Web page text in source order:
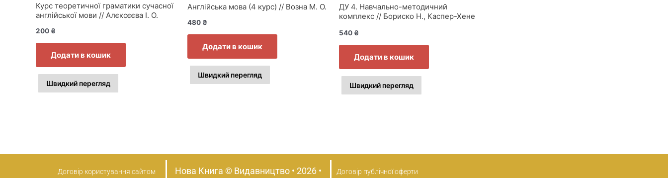
Курс теоретичної граматики сучасної
англійської мови // Алєксєєва І. О.
200 ₴
Додати в кошик
Швидкий перегляд
Англійська мова (4 курс) // Возна М. О.
480 ₴
Додати в кошик
Швидкий перегляд
ДУ 4. Навчально-методичний
комплекс // Бориско Н., Каспер-Хене
540 ₴
Додати в кошик
Швидкий перегляд
Договір користування сайтом Нова Книга © Видавництво • 2026 • Договір публічної оферти